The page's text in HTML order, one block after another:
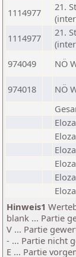
1114977
21.
1114977
21.
974049 NÖ
974018 NÖ
Hinweis1
blank ... Partie
V ... Partie
- ... Partie nicht
E ... Partie